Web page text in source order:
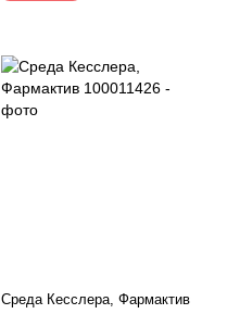
Среда Кесслера, Фармактив